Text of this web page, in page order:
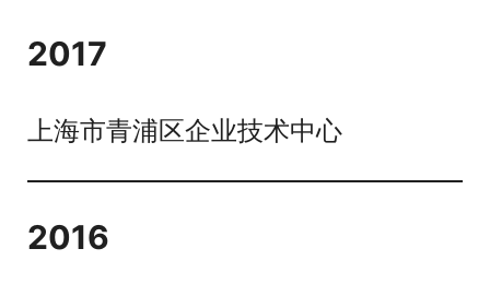
2017
上海市青浦区企业技术中心
2016